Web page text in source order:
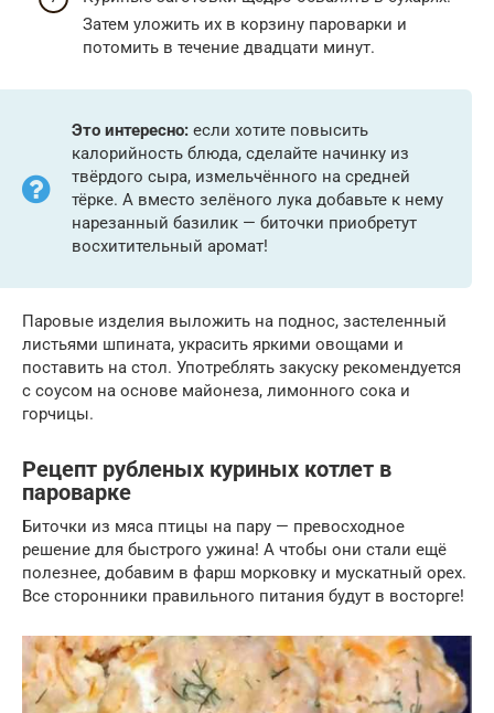
Затем уложить их в корзину пароварки и
потомить в течение двадцати минут.
Это интересно: если хотите повысить
калорийность блюда, сделайте начинку из
твёрдого сыра, измельчённого на средней
тёрке. А вместо зелёного лука добавьте к нему
нарезанный базилик — биточки приобретут
восхитительный аромат!
Паровые изделия выложить на поднос, застеленный
листьями шпината, украсить яркими овощами и
поставить на стол. Употреблять закуску рекомендуется
с соусом на основе майонеза, лимонного сока и
горчицы.
Рецепт рубленых куриных котлет в
пароварке
Биточки из мяса птицы на пару — превосходное
решение для быстрого ужина! А чтобы они стали ещё
полезнее, добавим в фарш морковку и мускатный орех.
Все сторонники правильного питания будут в восторге!